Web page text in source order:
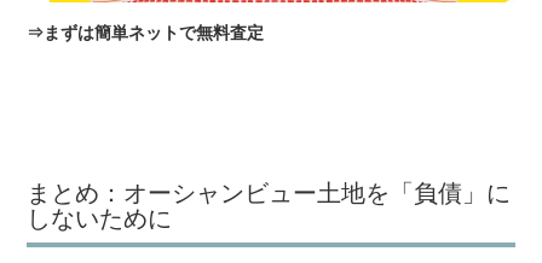
⇒まずは簡単ネットで無料査定
まとめ：オーシャンビュー土地を「負債」に
しないために